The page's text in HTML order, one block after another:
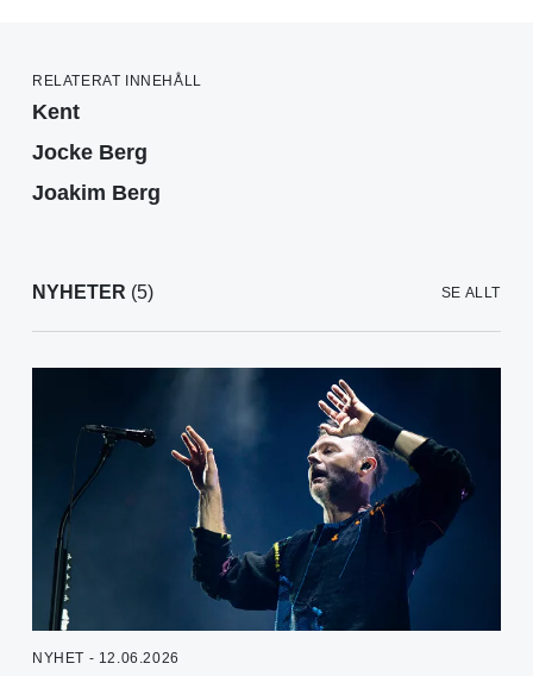
RELATERAT INNEHÅLL
Kent
Jocke Berg
Joakim Berg
NYHETER (5) SE ALLT
NYHET - 12.06.2026